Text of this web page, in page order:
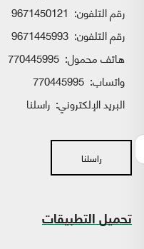
رقم التلفون: 9671450121
رقم التلفون: 9671445993
هاتف محمول: 770445995
واتساب:
البريد الإلكتروني: راسلنا
راسلنا
تحميل التطبيقات